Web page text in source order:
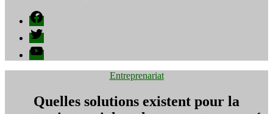
Facebook
Twitter
YouTube
Catégories
Entreprenariat
Quelles solutions existent pour la